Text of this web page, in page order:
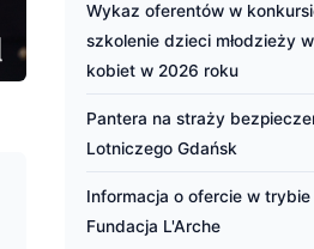
Wykaz oferentów w
szkolenie dzieci młodzieży
kobiet w 2026 roku
Pantera na straży
Lotniczego Gdańsk
Informacja o ofercie w
Fundacja L'Arche